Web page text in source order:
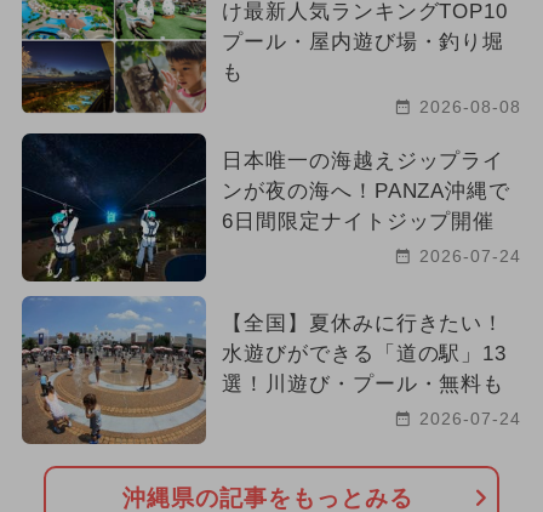
け最新人気ランキングTOP10
プール・屋内遊び場・釣り堀
も
2026-08-08
日本唯一の海越えジップライ
ンが夜の海へ！PANZA沖縄で
6日間限定ナイトジップ開催
2026-07-24
【全国】夏休みに行きたい！
水遊びができる「道の駅」13
選！川遊び・プール・無料も
2026-07-24
沖縄県の記事をもっとみる